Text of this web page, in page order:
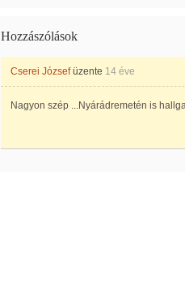
Hozzászólások
Cserei Józsefüzente 14 éve
Nagyon szép ...Nyárádremetén is